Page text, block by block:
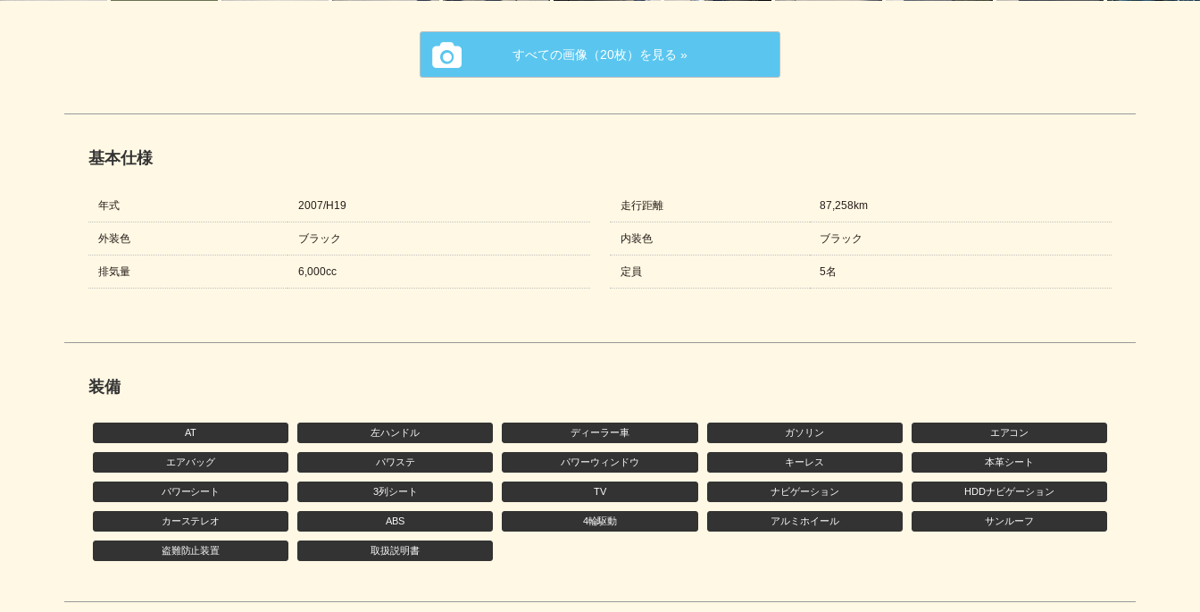
すべての画像（20枚）を見る »
基本仕様
年式 2007/H19 走行距離 87,258km
外装色 ブラック 内装色 ブラック
排気量 6,000cc 定員 5名
装備
AT 左ハンドル ディーラー車 ガソリン エアコン
エアバッグ パワステ パワーウィンドウ キーレス 本革シート
パワーシート 3列シート TV ナビゲーション HDDナビゲーション
カーステレオ ABS 4輪駆動 アルミホイール サンルーフ
盗難防止装置 取扱説明書